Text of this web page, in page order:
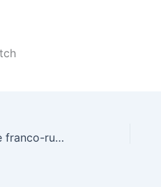
Journal de la Fabrique franco-russe des traducteurs, Jour 15